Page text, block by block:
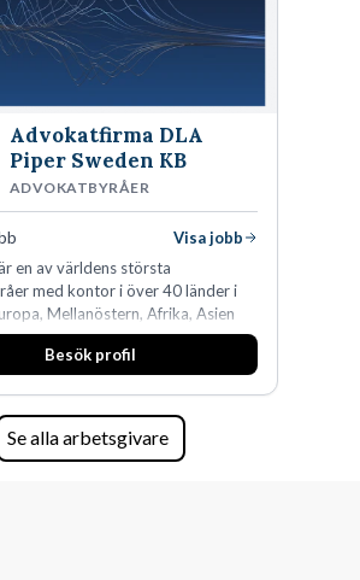
Advokatfirma DLA
Piper Sweden KB
ADVOKATBYRÅER
Visa jobb
en av världens största
med kontor i över 40 länder i
Mellanöstern, Afrika, Asien
Vi är specialister inom
alla områden och vi har några
Århus, Oslo och Helsingfors kan vi
erbjuda våra klienter en unik,
Besök profil
Se alla arbetsgivare